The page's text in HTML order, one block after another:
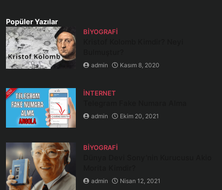
Popüler Yazılar
BIYOGRAFI
admin Kasım 8, 2020
İNTERNET
admin Ekim 20, 2021
BIYOGRAFI
admin Nisan 12, 2021